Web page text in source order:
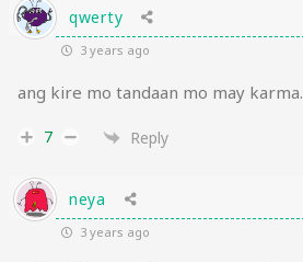
qwerty
3 years ago
ang kire mo tandaan mo may karma.
7 Reply
neya
3 years ago